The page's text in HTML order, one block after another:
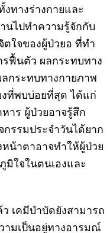
ทางร่างกายและ
นไปทำความรู้จักกับ
ใจของผู้ป่วยอ ที่ทำ
รฟื้นตัว ผลกระทบทาง
กระทบทางกายภาพ
งที่พบบ่อยที่สุด ได้แก่
าร ผู้ป่วยอาจรู้สึก
รรมประจำวันได้ยาก
หน้าตาอาจทำให้ผู้ป่วย
ใจในตนเองและ
เคมีบำบัดยังสามารถ
ามเป็นอยู่ทางอารมณ์